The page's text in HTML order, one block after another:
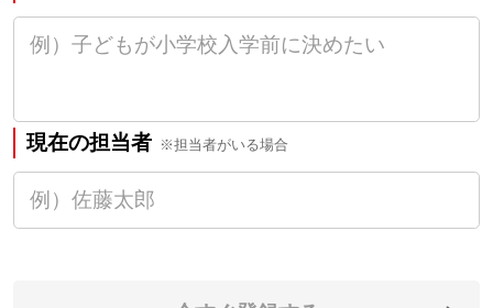
現在の担当者 ※担当者がいる場合